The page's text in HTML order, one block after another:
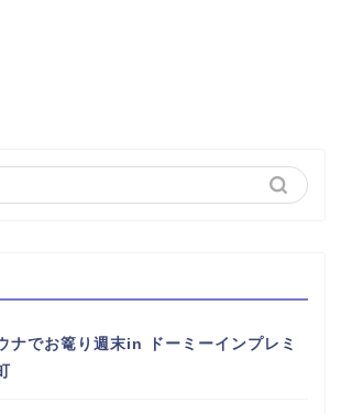
ナでお篭り週末in ドーミーインプレミ